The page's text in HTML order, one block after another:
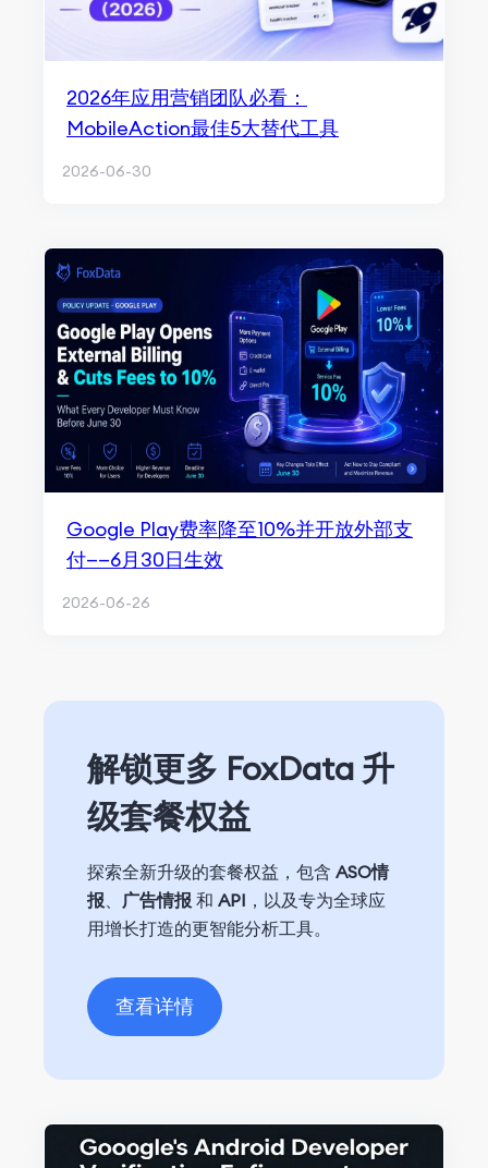
2026年应用营销团队必看：
MobileAction最佳5大替代工具
2026-06-30
Google Play费率降至10%并开放外部支
付——6月30日生效
2026-06-26
解锁更多 FoxData 升
级套餐权益
探索全新升级的套餐权益，包含 ASO情
报、 广告情报 和 API ，以及专为全球应
用增长打造的更智能分析工具。
查看详情